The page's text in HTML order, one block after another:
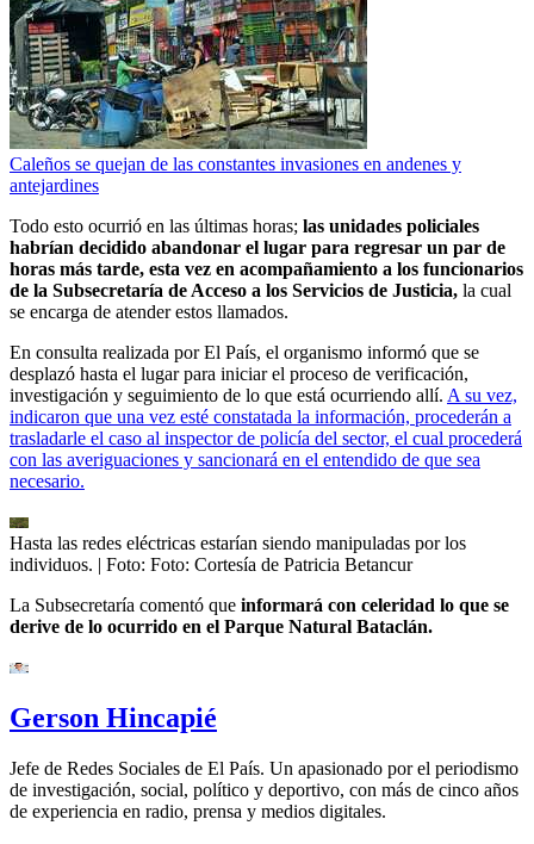
Caleños se quejan de las constantes invasiones en andenes y
antejardines
Todo esto ocurrió en las últimas horas; las unidades policiales
habrían decidido abandonar el lugar para regresar un par de
horas más tarde, esta vez en acompañamiento a los funcionarios
de la Subsecretaría de Acceso a los Servicios de Justicia, la cual
se encarga de atender estos llamados.
En consulta realizada por El País, el organismo informó que se
desplazó hasta el lugar para iniciar el proceso de verificación,
investigación y seguimiento de lo que está ocurriendo allí. A su vez,
indicaron que una vez esté constatada la información, procederán a
trasladarle el caso al inspector de policía del sector, el cual procederá
con las averiguaciones y sancionará en el entendido de que sea
necesario.
Hasta las redes eléctricas estarían siendo manipuladas por los
individuos. | Foto: Foto: Cortesía de Patricia Betancur
La Subsecretaría comentó que informará con celeridad lo que se
derive de lo ocurrido en el Parque Natural Bataclán.
Gerson Hincapié
Jefe de Redes Sociales de El País. Un apasionado por el periodismo
de investigación, social, político y deportivo, con más de cinco años
de experiencia en radio, prensa y medios digitales.